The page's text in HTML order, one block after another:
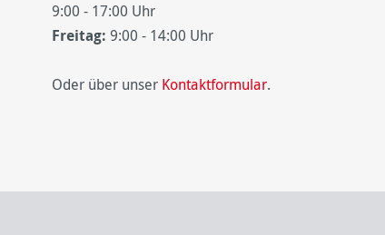
9:00 - 17:00 Uhr
Freitag: 9:00 - 14:00 Uhr
Oder über unser Kontaktformular.